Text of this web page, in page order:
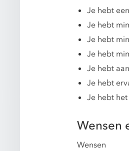
Je hebt
Je hebt
Je hebt
Je hebt
Je hebt
Je hebt
Je hebt
Wensen
Wensen